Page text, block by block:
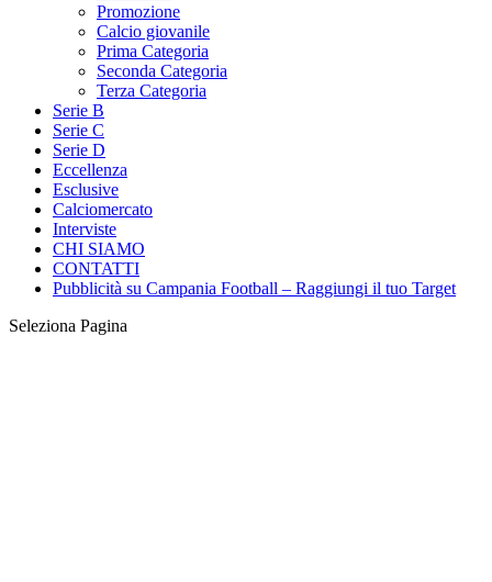
Promozione
Calcio giovanile
Prima Categoria
Seconda Categoria
Terza Categoria
Serie B
Serie C
Serie D
Eccellenza
Esclusive
Calciomercato
Interviste
CHI SIAMO
CONTATTI
Pubblicità su Campania Football – Raggiungi il tuo Target
Seleziona Pagina